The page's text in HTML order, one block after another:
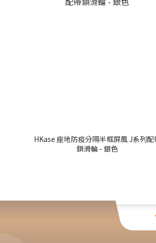
HKase 座地防疫分隔半框屏風 J系列配
鎖滑輪 - 銀色